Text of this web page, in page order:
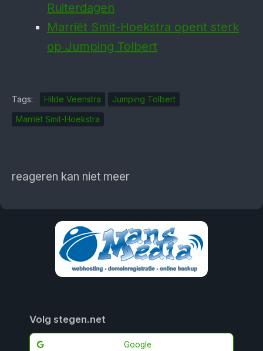
Ruiterdagen
Marriët Smit-Hoek­stra opent sterk
op Jumping Tolbert
Tags: Hilde Veenstra
Jumping Tolbert
Marriët Smit-Hoekstra
reageren kan niet meer
Volg stegen.net
Google